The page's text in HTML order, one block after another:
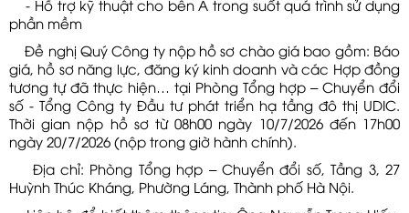
- Hỗ trợ kỹ thuật cho bên A trong suốt quá trình sử dụng
phần mềm
Đề nghị Quý Công ty nộp hồ sơ chào giá bao gồm: Báo
giá, hồ sơ năng lực, đăng ký kinh doanh và các Hợp đồng
tương tự đã thực hiện… tại Phòng Tổng hợp – Chuyển đổi
số - Tổng Công ty Đầu tư phát triển hạ tầng đô thị UDIC.
Thời gian nộp hồ sơ từ 08h00 ngày 10/7/2026 đến 17h00
ngày 20/7/2026 (nộp trong giờ hành chính).
Địa chỉ: Phòng Tổng hợp – Chuyển đổi số, Tầng 3, 27
Huỳnh Thúc Kháng, Phường Láng, Thành phố Hà Nội.